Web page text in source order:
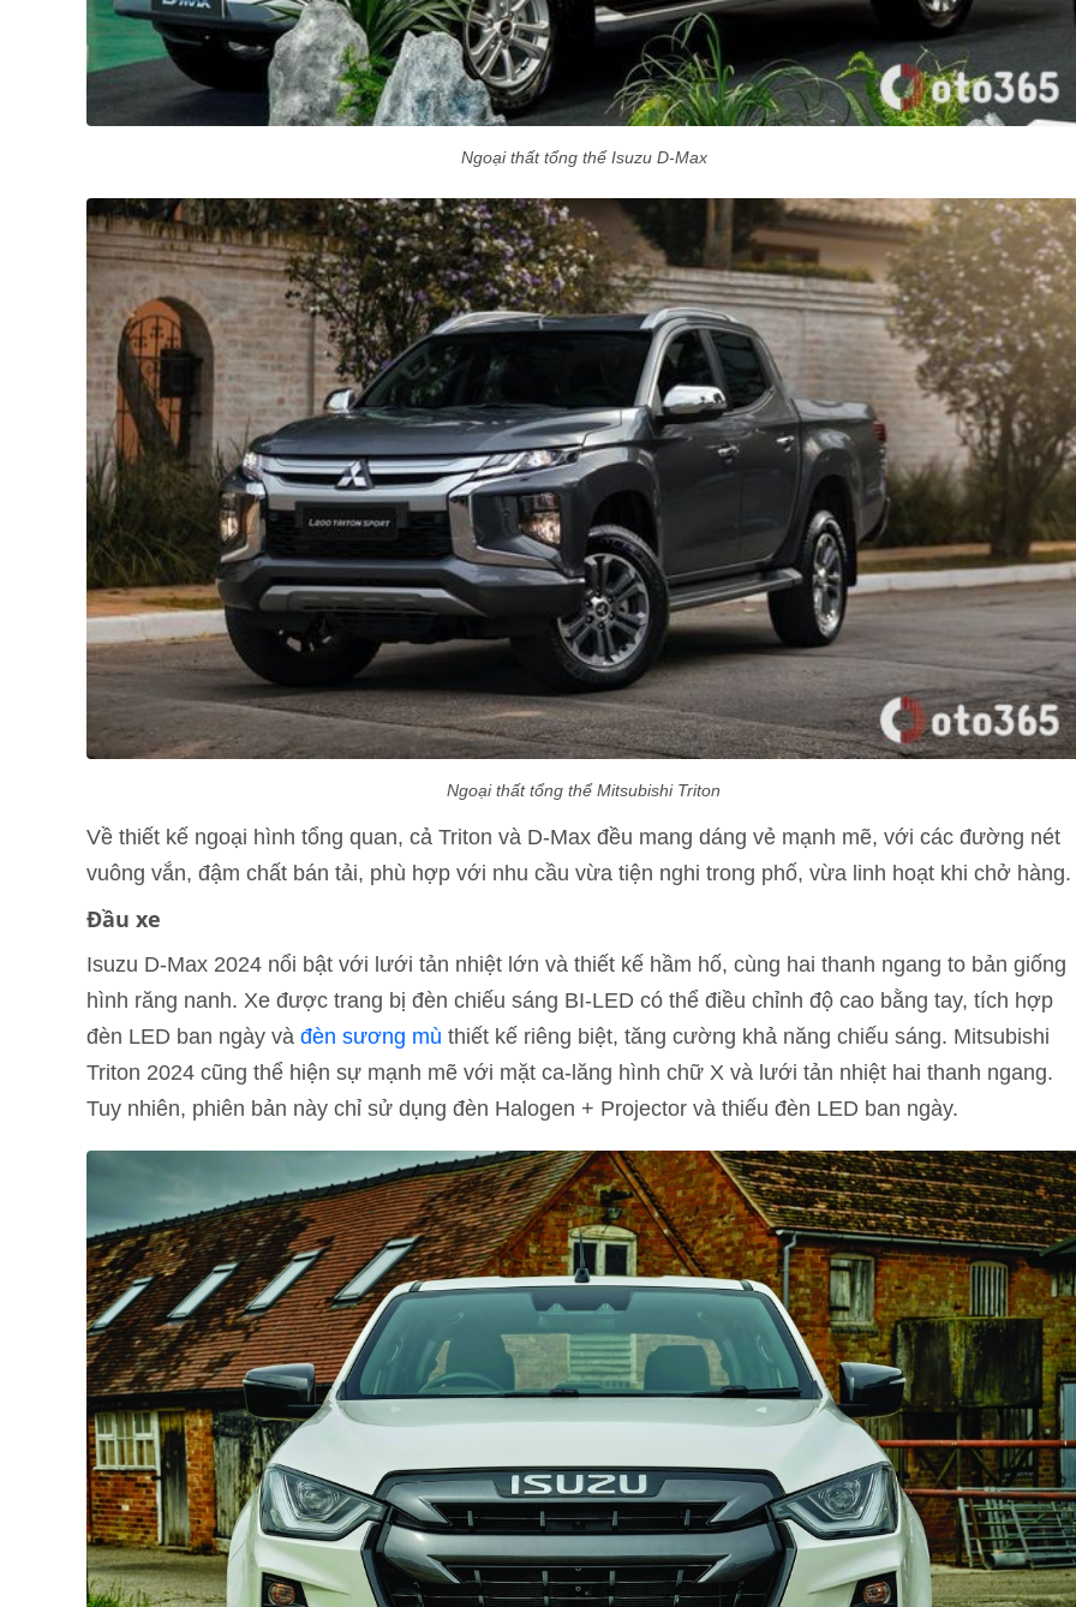
Ngoại thất tổng thể Isuzu D-Max
Ngoại thất tổng thể Mitsubishi Triton
Về thiết kế ngoại hình tổng quan, cả Triton và D-Max đều mang dáng vẻ mạnh mẽ, với các đường nét
vuông vắn, đậm chất bán tải, phù hợp với nhu cầu vừa tiện nghi trong phố, vừa linh hoạt khi chở hàng.
Đầu xe
Isuzu D-Max 2024 nổi bật với lưới tản nhiệt lớn và thiết kế hầm hố, cùng hai thanh ngang to bản giống
hình răng nanh. Xe được trang bị đèn chiếu sáng BI-LED có thể điều chỉnh độ cao bằng tay, tích hợp
đèn LED ban ngày và đèn sương mù thiết kế riêng biệt, tăng cường khả năng chiếu sáng. Mitsubishi
Triton 2024 cũng thể hiện sự mạnh mẽ với mặt ca-lăng hình chữ X và lưới tản nhiệt hai thanh ngang.
Tuy nhiên, phiên bản này chỉ sử dụng đèn Halogen + Projector và thiếu đèn LED ban ngày.